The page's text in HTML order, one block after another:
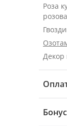
Роза
Декор